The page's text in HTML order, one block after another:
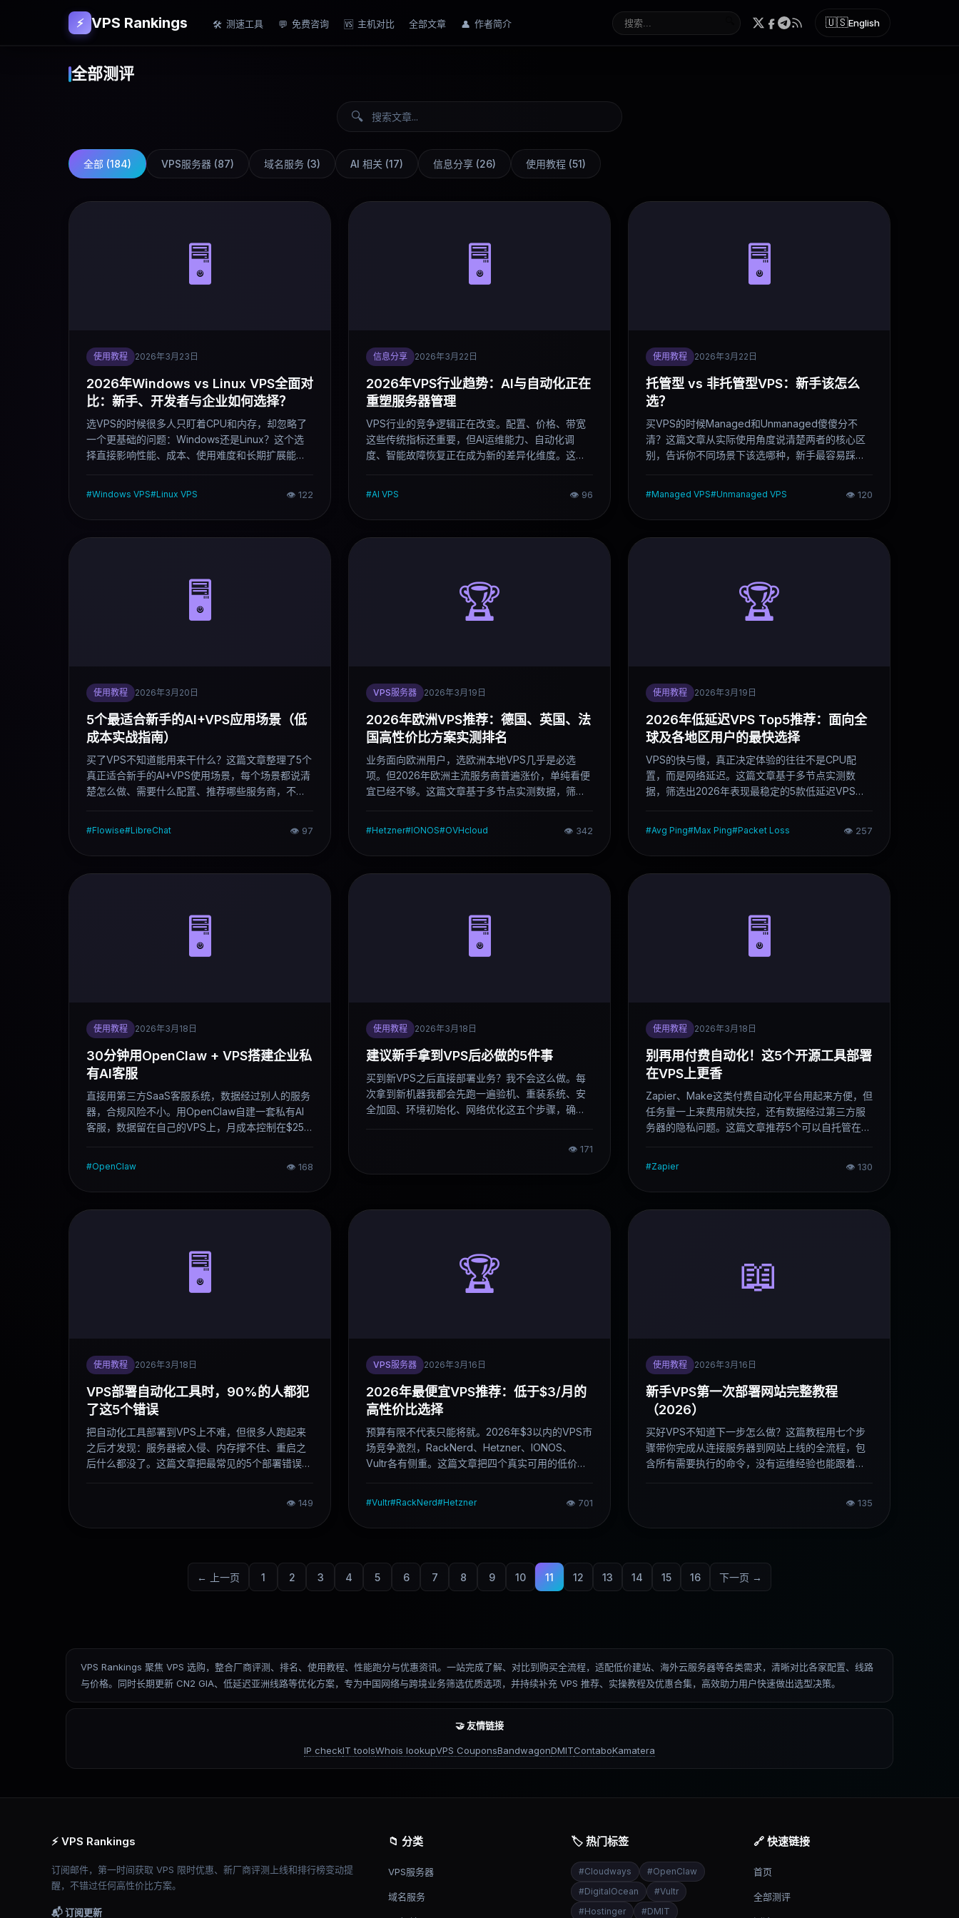
⚡ VPS Rankings 🛠 测速工具 💬 免费咨询 🆚 主机对比 全部文章 👤 作者简介 🇺🇸English
全部测评
🔍
全部 (184) VPS服务器 (87) 域名服务 (3) AI 相关 (17) 信息分享 (26) 使用教程 (51)
🖥️
使用教程 2026年3月23日
2026年Windows vs Linux VPS全面对
比：新手、开发者与企业如何选择？
选VPS的时候很多人只盯着CPU和内存，却忽略了
一个更基础的问题：Windows还是Linux？这个选
择直接影响性能、成本、使用难度和长期扩展能
#Windows VPS#Linux VPS 👁 122
🖥️
信息分享 2026年3月22日
2026年VPS行业趋势：AI与自动化正在
重塑服务器管理
VPS行业的竞争逻辑正在改变。配置、价格、带宽
这些传统指标还重要，但AI运维能力、自动化调
度、智能故障恢复正在成为新的差异化维度。这篇
#AI VPS 👁 96
🖥️
使用教程 2026年3月22日
托管型 vs 非托管型VPS：新手该怎么
选？
买VPS的时候Managed和Unmanaged傻傻分不
清？这篇文章从实际使用角度说清楚两者的核心区
别，告诉你不同场景下该选哪种，新手最容易踩的
#Managed VPS#Unmanaged VPS 👁 120
🖥️
使用教程 2026年3月20日
5个最适合新手的AI+VPS应用场景（低
成本实战指南）
买了VPS不知道能用来干什么？这篇文章整理了5个
真正适合新手的AI+VPS使用场景，每个场景都说清
楚怎么做、需要什么配置、推荐哪些服务商，不需
#Flowise#LibreChat 👁 97
🏆
VPS服务器 2026年3月19日
2026年欧洲VPS推荐：德国、英国、法
国高性价比方案实测排名
业务面向欧洲用户，选欧洲本地VPS几乎是必选
项。但2026年欧洲主流服务商普遍涨价，单纯看便
宜已经不够。这篇文章基于多节点实测数据，筛选
#Hetzner#IONOS#OVHcloud 👁 342
🏆
使用教程 2026年3月19日
2026年低延迟VPS Top5推荐：面向全
球及各地区用户的最快选择
VPS的快与慢，真正决定体验的往往不是CPU配
置，而是网络延迟。这篇文章基于多节点实测数
据，筛选出2026年表现最稳定的5款低延迟VPS，
#Avg Ping#Max Ping#Packet Loss 👁 257
🖥️
使用教程 2026年3月18日
30分钟用OpenClaw + VPS搭建企业私
有AI客服
直接用第三方SaaS客服系统，数据经过别人的服务
器，合规风险不小。用OpenClaw自建一套私有AI
客服，数据留在自己的VPS上，月成本控制在$25
#OpenClaw 👁 168
🖥️
使用教程 2026年3月18日
建议新手拿到VPS后必做的5件事
买到新VPS之后直接部署业务？我不会这么做。每
次拿到新机器我都会先跑一遍验机、重装系统、安
全加固、环境初始化、网络优化这五个步骤，确认
👁 171
🖥️
使用教程 2026年3月18日
别再用付费自动化！这5个开源工具部署
在VPS上更香
Zapier、Make这类付费自动化平台用起来方便，但
任务量一上来费用就失控，还有数据经过第三方服
务器的隐私问题。这篇文章推荐5个可以自托管在
#Zapier 👁 130
🖥️
使用教程 2026年3月18日
VPS部署自动化工具时，90%的人都犯
了这5个错误
把自动化工具部署到VPS上不难，但很多人跑起来
之后才发现：服务器被入侵、内存撑不住、重启之
后什么都没了。这篇文章把最常见的5个部署错误说
👁 149
🏆
VPS服务器 2026年3月16日
2026年最便宜VPS推荐：低于$3/月的
高性价比选择
预算有限不代表只能将就。2026年$3以内的VPS市
场竞争激烈，RackNerd、Hetzner、IONOS、
Vultr各有侧重。这篇文章把四个真实可用的低价选
#Vultr#RackNerd#Hetzner 👁 701
📖
使用教程 2026年3月16日
新手VPS第一次部署网站完整教程
（2026）
买好VPS不知道下一步怎么做？这篇教程用七个步
骤带你完成从连接服务器到网站上线的全流程，包
含所有需要执行的命令，没有运维经验也能跟着走
👁 135
← 上一页 1 2 3 4 5 6 7 8 9 10 11 12 13 14 15 16 下一页 →
VPS Rankings 聚焦 VPS 选购，整合厂商评测、排名、使用教程、性能跑分与优惠资讯。一站完成了解、对比到购买全流程，适配低价建站、海外云服务器等各类需求，清晰对比各家配置、线路
与价格。同时长期更新 CN2 GIA、低延迟亚洲线路等优化方案，专为中国网络与跨境业务筛选优质选项，并持续补充 VPS 推荐、实操教程及优惠合集，高效助力用户快速做出选型决策。
🤝 友情链接
IP checkIT toolsWhois lookupVPS CouponsBandwagonDMITContaboKamatera
⚡ VPS Rankings
订阅邮件，第一时间获取 VPS 限时优惠、新厂商评测上线和排行榜变动提
醒，不错过任何高性价比方案。
📬 订阅更新
📁 分类
VPS服务器
域名服务
🏷️ 热门标签
#Cloudways #OpenClaw
#DigitalOcean #Vultr
#Hostinger #DMIT
🔗 快速链接
首页
全部测评